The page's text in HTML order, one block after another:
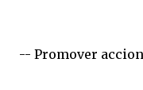
-- Promover